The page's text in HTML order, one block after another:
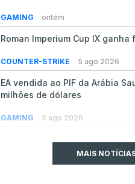
GAMING ontem
Roman Imperium Cup IX ganha
COUNTER-STRIKE 5 ago 2026
EA vendida ao PIF da Arábia
milhões de dólares
GAMING 5 ago 2026
MAIS